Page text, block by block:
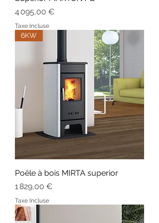
Prix
4 095,00 €
Taxe Incluse
6KW
Poêle à bois MIRTA superior
Prix
1 829,00 €
Taxe Incluse